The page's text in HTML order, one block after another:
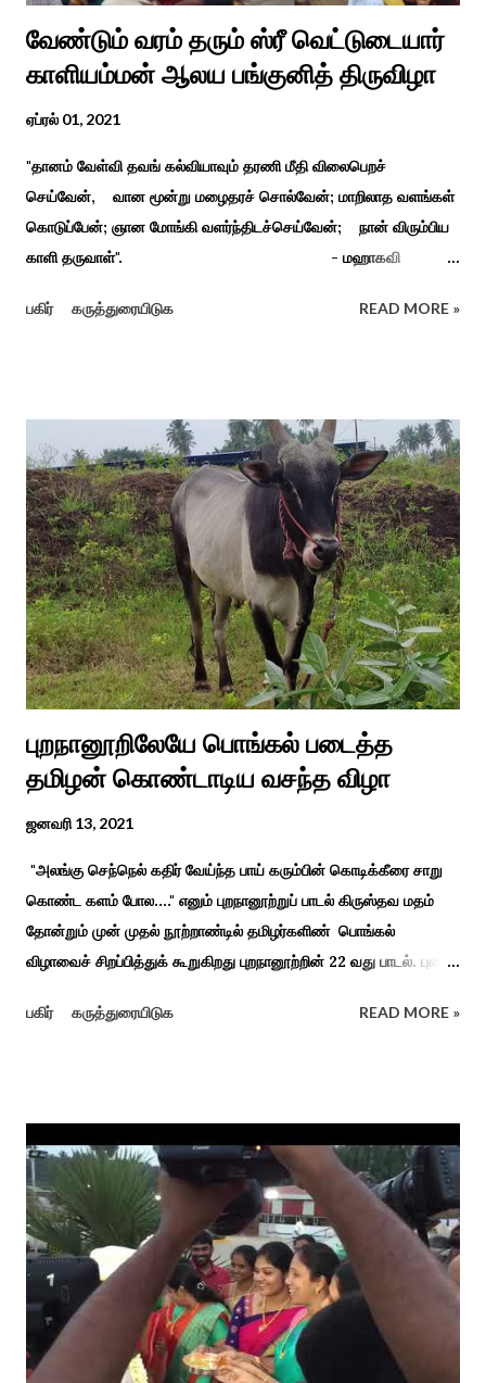
வேண்டும் வரம் தரும் ஸ்ரீ வெட்டுடையார்
காளியம்மன் ஆலய பங்குனித் திருவிழா
ஏப்ரல் 01, 2021
"தானம் வேள்வி தவங் கல்வியாவும் தரணி மீதி விலைபெறச்
செய்வேன், வான மூன்று மழைதரச் சொல்வேன்; மாறிலாத வளங்கள்
கொடுப்பேன்; ஞான மோங்கி வளர்ந்திடச்செய்வேன்; நான் விரும்பிய
காளி தருவாள்". - மஹாகவி
கொல்லங்குடி கிராம பக்தரின் கனவில் அய்யனார் தோன்றி
எடுத்த அய்யனார் என“வெட்டுடைய அய்யனார்“ நாமம் கோவில்
அமைத்து பூஜித்தனர். ஆங்கிலேய கிழக்கிந்திய ஆட்சியில் சிவகங்கை
இரண்டாம் மன்னர் முத்துவடுகநாதத் தேவர் ஆங்கிலேயரை எதிர்க்க
அவர்களால் காளையார் கோவிலில் இரண்டாம் மனைவி கௌரி
நாச்சியாருடன் கொல்லபட்டார். அவரது முதல் மனைவி
வேலுநாச்சியார...
பகிர் கருத்துரையிடுக READ MORE »
புறநானூறிலேயே பொங்கல் படைத்த
தமிழன் கொண்டாடிய வசந்த விழா
ஜனவரி 13, 2021
"அலங்கு செந்நெல் கதிர் வேய்ந்த பாய் கரும்பின் கொடிக்கீரை சாறு
கொண்ட களம் போல...." எனும் புறநானூற்றுப் பாடல் கிருஸ்தவ மதம்
தோன்றும் முன் முதல் நூற்றாண்டில் தமிழர்களிண் பொங்கல்
விழாவைச் சிறப்பித்துக் கூறுகிறது புறநானூற்றின் 22 வது பாடல். புலவர்
பொங்கல் விழாவை விவரிக்கிறார். நற்றிணை, குறுந்தொகை,
சங்க இலக்கியங்களுக்கு பின் காலகட்டத்திலும் 'புதுக்கலத்து எழுந்த
தீம்பால் பொங்கல்' என சிறப்பிக்கும் சீவக சிந்தாமணி. காலங்கள்
தோறும் தமிழர்களின் வாழ்வியல் அங்கமாக உள்ள பொங்கல் விழாவில்
தமிழர்கள் சொந்த பிள்ளைகளைப் போல கால்நடைகளை வளர்த்துப்
போற்றி உடன் விளையாடி மகிழ்வதும் இயற்கையுடன் இணைந்த
இயந்திரம் இல்லாத கால வாழ்க்கை முறையாகும். தொடர்ந்து உற்றார்
உறவுகளைக் கண்டு மகிழும் காணும் பொங்கல் இயற்கை, வாழ்வியல்
முறை, உறவுகள் சார்ந்த உயிர்ப்பான ...
பகிர் கருத்துரையிடுக READ MORE »